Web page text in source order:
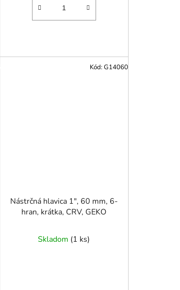
Nástrčná hlavica 1", 60 mm, 6-
hran, krátka, CRV, GEKO
Skladom (1 ks)
Kód:G14060